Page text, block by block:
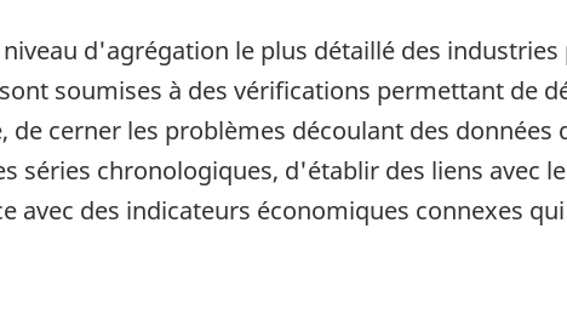
d'agrégation le plus détaillé des
soumises à des vérifications permettant de
cerner les problèmes découlant des données
séries chronologiques, d'établir des liens avec
avec des indicateurs économiques connexes